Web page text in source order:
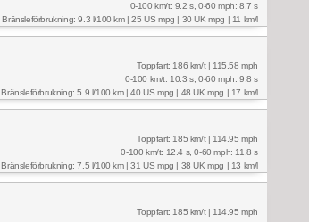
0-100 km/t: 9.2 s, 0-60 mph: 8.7 s
Bränsleförbrukning: 9.3 l/100 km | 25 US mpg | 30 UK mpg | 11 km/l
Toppfart: 186 km/t | 115.58 mph
0-100 km/t: 10.3 s, 0-60 mph: 9.8 s
Bränsleförbrukning: 5.9 l/100 km | 40 US mpg | 48 UK mpg | 17 km/l
Toppfart: 185 km/t | 114.95 mph
0-100 km/t: 12.4 s, 0-60 mph: 11.8 s
Bränsleförbrukning: 7.5 l/100 km | 31 US mpg | 38 UK mpg | 13 km/l
Toppfart: 185 km/t | 114.95 mph